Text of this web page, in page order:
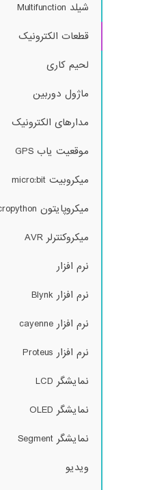
شیلد Multifunction
قطعات الکترونیک
لحیم کاری
ماژول دوربین
مدارهای الکترونیک
موقعیت یاب GPS
میکروبیت micro:bit
میکروپایتون Micropython
میکروکنترلر AVR
نرم افزار
نرم افزار Blynk
نرم افزار cayenne
نرم افزار Proteus
نمایشگر LCD
نمایشگر OLED
نمایشگر Segment
ویدیو